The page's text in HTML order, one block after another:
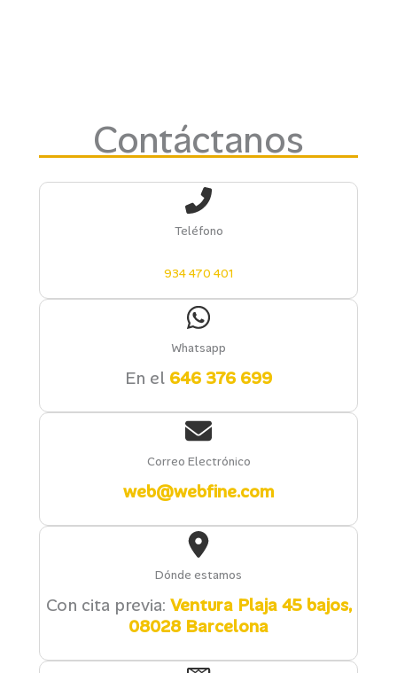
Contáctanos
Teléfono
934 470 401
Whatsapp
En el 646 376 699
Correo Electrónico
web@webfine.com
Dónde estamos
Con cita previa: Ventura Plaja 45 bajos,
08028 Barcelona